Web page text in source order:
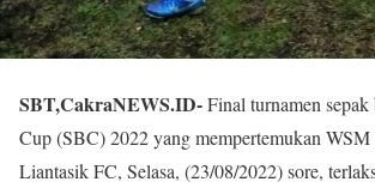
SBT,CakraNEWS.ID-Final turnamen
Cup (SBC) 2022 yang mempertemukan
Liantasik FC, Selasa, (23/08/2022) sore,